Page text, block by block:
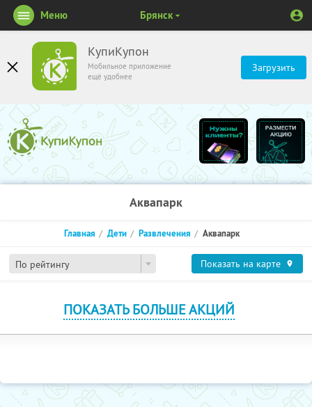
КупиКупон
Мобильное приложение
ещё удобнее
Загрузить
Меню Брянск
Аквапарк
По рейтингу
Главная Дети Развлечения Аквапарк
Показать на карте
ПОКАЗАТЬ БОЛЬШЕ АКЦИЙ